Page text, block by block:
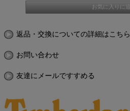
返品・交換についての詳細はこちら
お問い合わせ
友達にメールですすめる